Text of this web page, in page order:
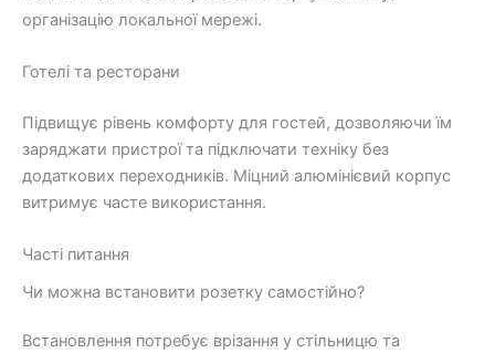
організацію локальної мережі.
Готелі та ресторани
Підвищує рівень комфорту для гостей, дозволяючи їм
заряджати пристрої та підключати техніку без
додаткових переходників. Міцний алюмінієвий корпус
витримує часте використання.
Часті питання
Чи можна встановити розетку самостійно?
Встановлення потребує врізання у стільницю та